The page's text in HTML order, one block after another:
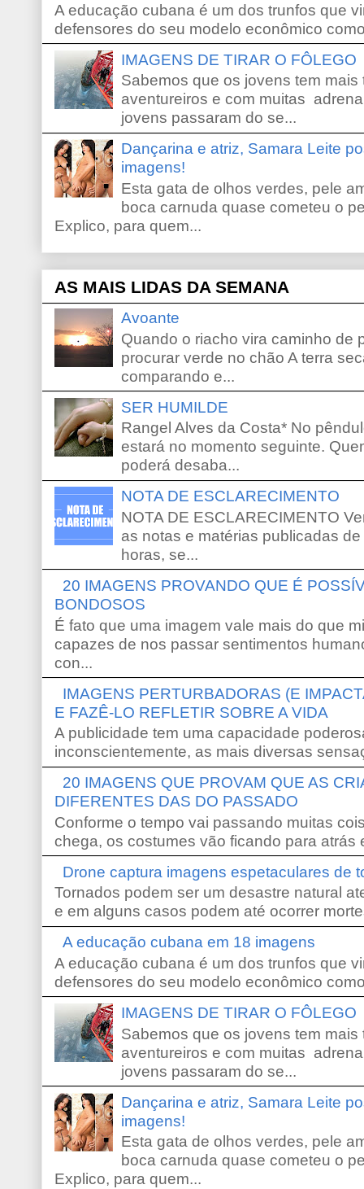
A educação cubana é um dos trunfos que
defensores do seu modelo econômico
IMAGENS DE TIRAR O FÔLEGO
Sabemos que os jovens tem
aventureiros e com muitas
jovens passaram do se...
Dançarina e atriz, Samara Leite
imagens!
Esta gata de olhos verdes, pele
boca carnuda quase cometeu o
Explico, para quem...
AS MAIS LIDAS DA SEMANA
Avoante
Quando o riacho vira caminho de
procurar verde no chão A terra
comparando e...
SER HUMILDE
Rangel Alves da Costa* No
estará no momento seguinte.
poderá desaba...
NOTA DE ESCLARECIMENTO
NOTA DE ESCLARECIMENTO
as notas e matérias publicadas
horas, se...
20 IMAGENS PROVANDO QUE É
BONDOSOS
É fato que uma imagem vale mais do que
capazes de nos passar sentimentos
con...
IMAGENS PERTURBADORAS (E
E FAZÊ-LO REFLETIR SOBRE A VIDA
A publicidade tem uma capacidade
inconscientemente, as mais diversas
20 IMAGENS QUE PROVAM QUE AS
DIFERENTES DAS DO PASSADO
Conforme o tempo vai passando muitas
chega, os costumes vão ficando para atrás
Drone captura imagens espetaculares de
Tornados podem ser um desastre natural
e em alguns casos podem até ocorrer
A educação cubana em 18 imagens
A educação cubana é um dos trunfos que
defensores do seu modelo econômico
IMAGENS DE TIRAR O FÔLEGO
Sabemos que os jovens tem
aventureiros e com muitas
jovens passaram do se...
Dançarina e atriz, Samara Leite
imagens!
Esta gata de olhos verdes, pele
boca carnuda quase cometeu o
Explico, para quem...